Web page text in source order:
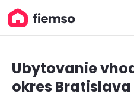
Ubytovanie
okres Bratislava